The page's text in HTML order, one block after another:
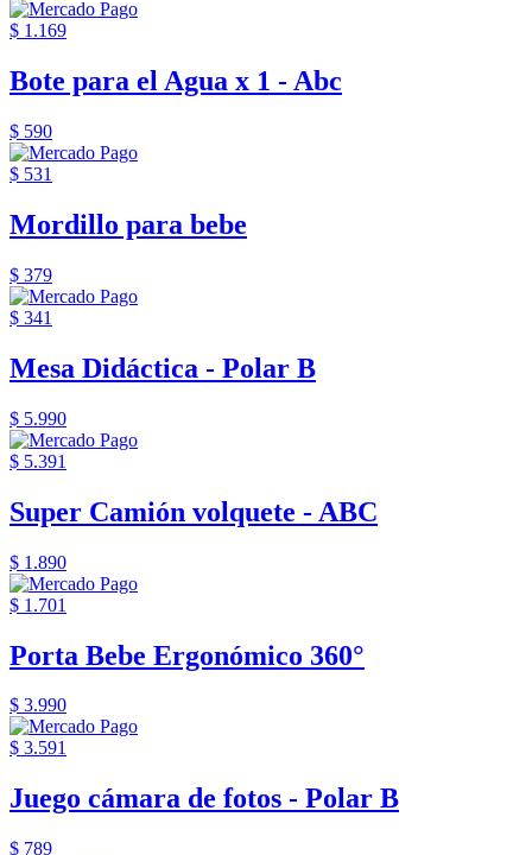
$ 1.169
Bote para el Agua x 1 - Abc
$ 590
$ 531
Mordillo para bebe
$ 379
$ 341
Mesa Didáctica - Polar B
$ 5.990
$ 5.391
Super Camión volquete - ABC
$ 1.890
$ 1.701
Porta Bebe Ergonómico 360°
$ 3.990
$ 3.591
Juego cámara de fotos - Polar B
$ 789